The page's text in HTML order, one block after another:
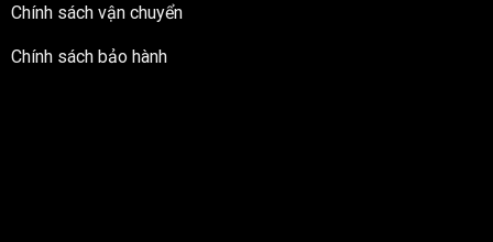
Chính sách vận chuyển
Chính sách bảo hành